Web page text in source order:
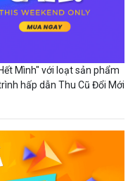
Mình" với loạt sản phẩm
hấp dẫn Thu Cũ Đổi Mới